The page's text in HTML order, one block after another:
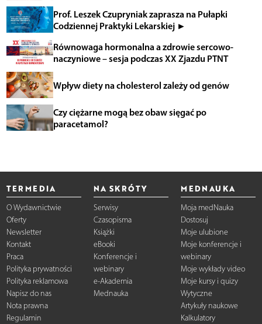
Prof. Leszek Czupryniak zaprasza na Pułapki
Codziennej Praktyki Lekarskiej ►
Równowaga hormonalna a zdrowie sercowo-
naczyniowe – sesja podczas XX Zjazdu PTNT
Wpływ diety na cholesterol zależy od genów
Czy ciężarne mogą bez obaw sięgać po
paracetamol?
TERMEDIA
O Wydawnictwie
Oferty
Newsletter
Kontakt
Praca
Polityka prywatności
Polityka reklamowa
Napisz do nas
Nota prawna
Regulamin
NA SKRÓTY
Serwisy
Czasopisma
Książki
eBooki
Konferencje i
webinary
e-Akademia
Mednauka
MEDNAUKA
Moja medNauka
Dostosuj
Moje ulubione
Moje konferencje i
webinary
Moje wykłady video
Moje kursy i quizy
Wytyczne
Artykuły naukowe
Kalkulatory